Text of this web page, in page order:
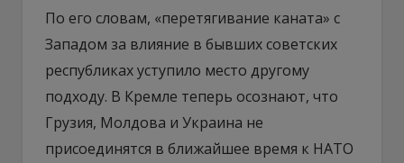
По его словам, «перетягивание каната» с
Западом за влияние в бывших советских
республиках уступило место другому
подходу. В Кремле теперь осознают, что
Грузия, Молдова и Украина не
присоединятся в ближайшее время к НАТО